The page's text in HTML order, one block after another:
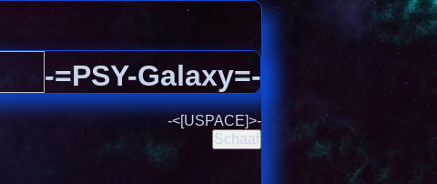
-=PSY-Galaxy=-
-<[USPACE]>-
Schaaf